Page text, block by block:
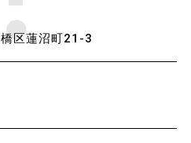
区蓮沼町21-3